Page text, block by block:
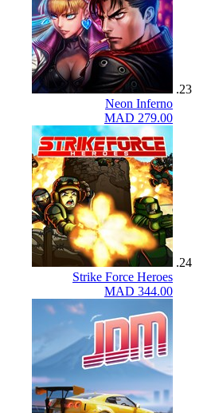
Neon Inferno
MAD 279.00
Strike Force Heroes
MAD 344.00